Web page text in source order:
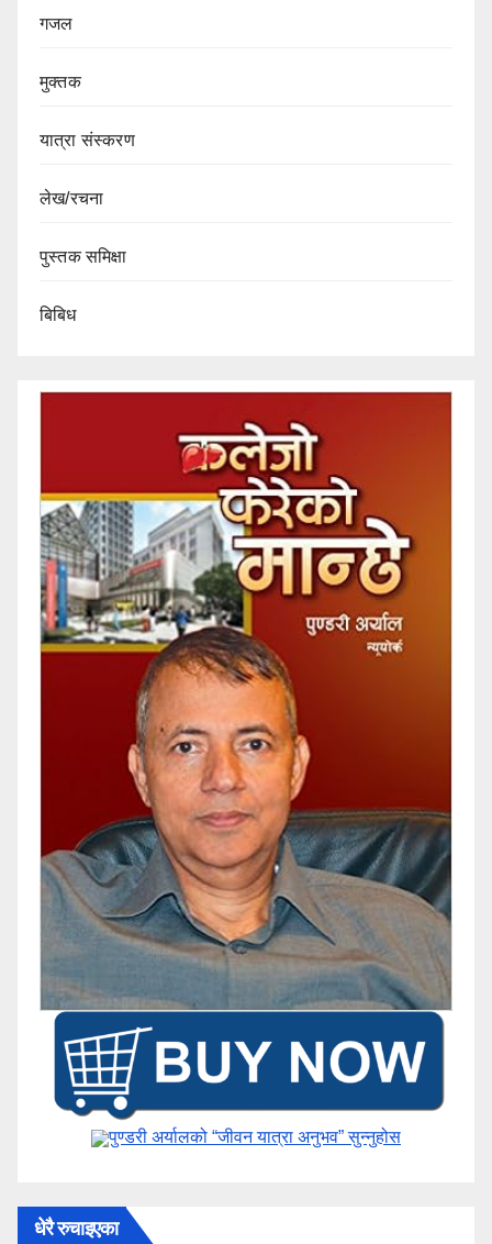
गजल
मुक्तक
यात्रा संस्करण
लेख/रचना
पुस्तक समिक्षा
बिबिध
पुण्डरी अर्यालको “जीवन यात्रा अनुभव” ​सुन्नुहोस
धेरै रुचाइएका